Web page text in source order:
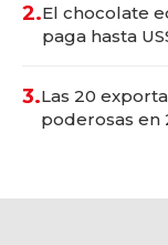
2.El chocolate
paga hasta
3.Las 20
poderosas en